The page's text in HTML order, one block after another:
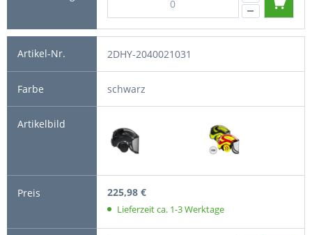
2DHY-2040021031
schwarz
225,98 €
Lieferzeit ca. 1-3 Werktage